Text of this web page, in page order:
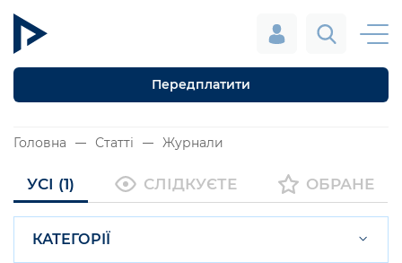
Передплатити
Головна Статті Журнали
УСІ (1) СЛІДКУЄТЕ ОБРАНЕ
КАТЕГОРІЇ